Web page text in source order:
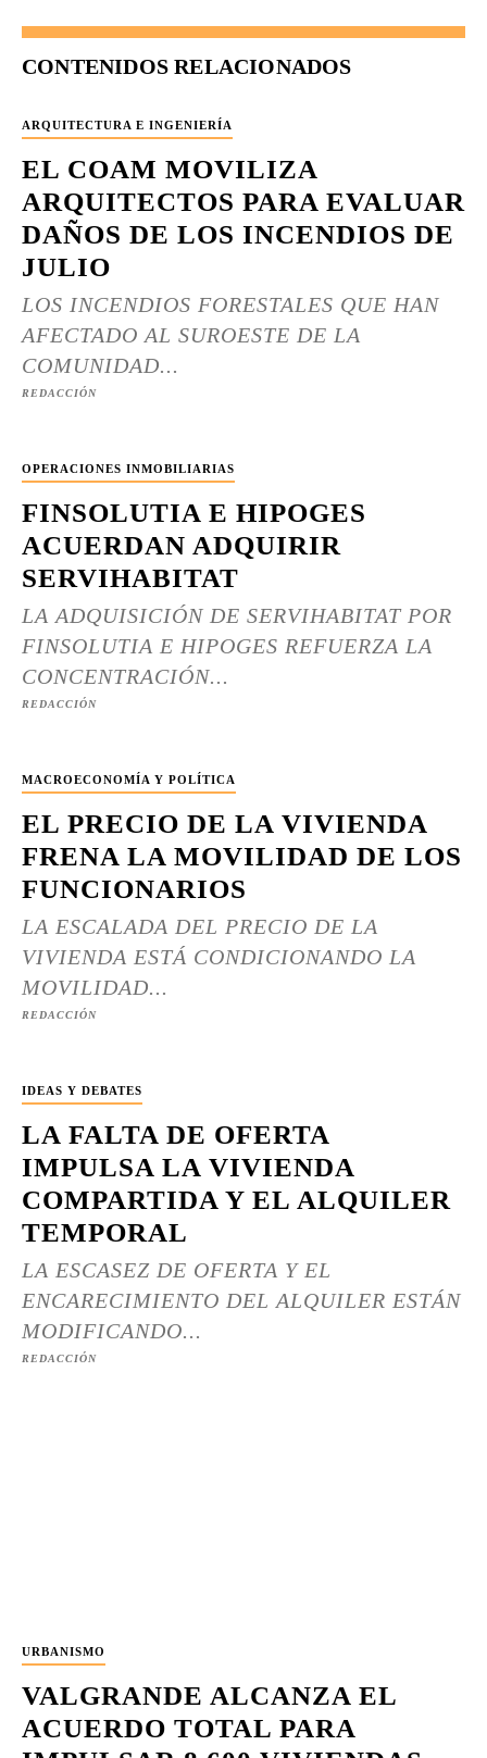
CONTENIDOS RELACIONADOS
ARQUITECTURA E INGENIERÍA
EL COAM MOVILIZA
ARQUITECTOS PARA EVALUAR
DAÑOS DE LOS INCENDIOS DE
JULIO
LOS INCENDIOS FORESTALES QUE HAN
AFECTADO AL SUROESTE DE LA
COMUNIDAD...
REDACCIÓN
OPERACIONES INMOBILIARIAS
FINSOLUTIA E HIPOGES
ACUERDAN ADQUIRIR
SERVIHABITAT
LA ADQUISICIÓN DE SERVIHABITAT POR
FINSOLUTIA E HIPOGES REFUERZA LA
CONCENTRACIÓN...
REDACCIÓN
MACROECONOMÍA Y POLÍTICA
EL PRECIO DE LA VIVIENDA
FRENA LA MOVILIDAD DE LOS
FUNCIONARIOS
LA ESCALADA DEL PRECIO DE LA
VIVIENDA ESTÁ CONDICIONANDO LA
MOVILIDAD...
REDACCIÓN
IDEAS Y DEBATES
LA FALTA DE OFERTA
IMPULSA LA VIVIENDA
COMPARTIDA Y EL ALQUILER
TEMPORAL
LA ESCASEZ DE OFERTA Y EL
ENCARECIMIENTO DEL ALQUILER ESTÁN
MODIFICANDO...
REDACCIÓN
URBANISMO
VALGRANDE ALCANZA EL
ACUERDO TOTAL PARA